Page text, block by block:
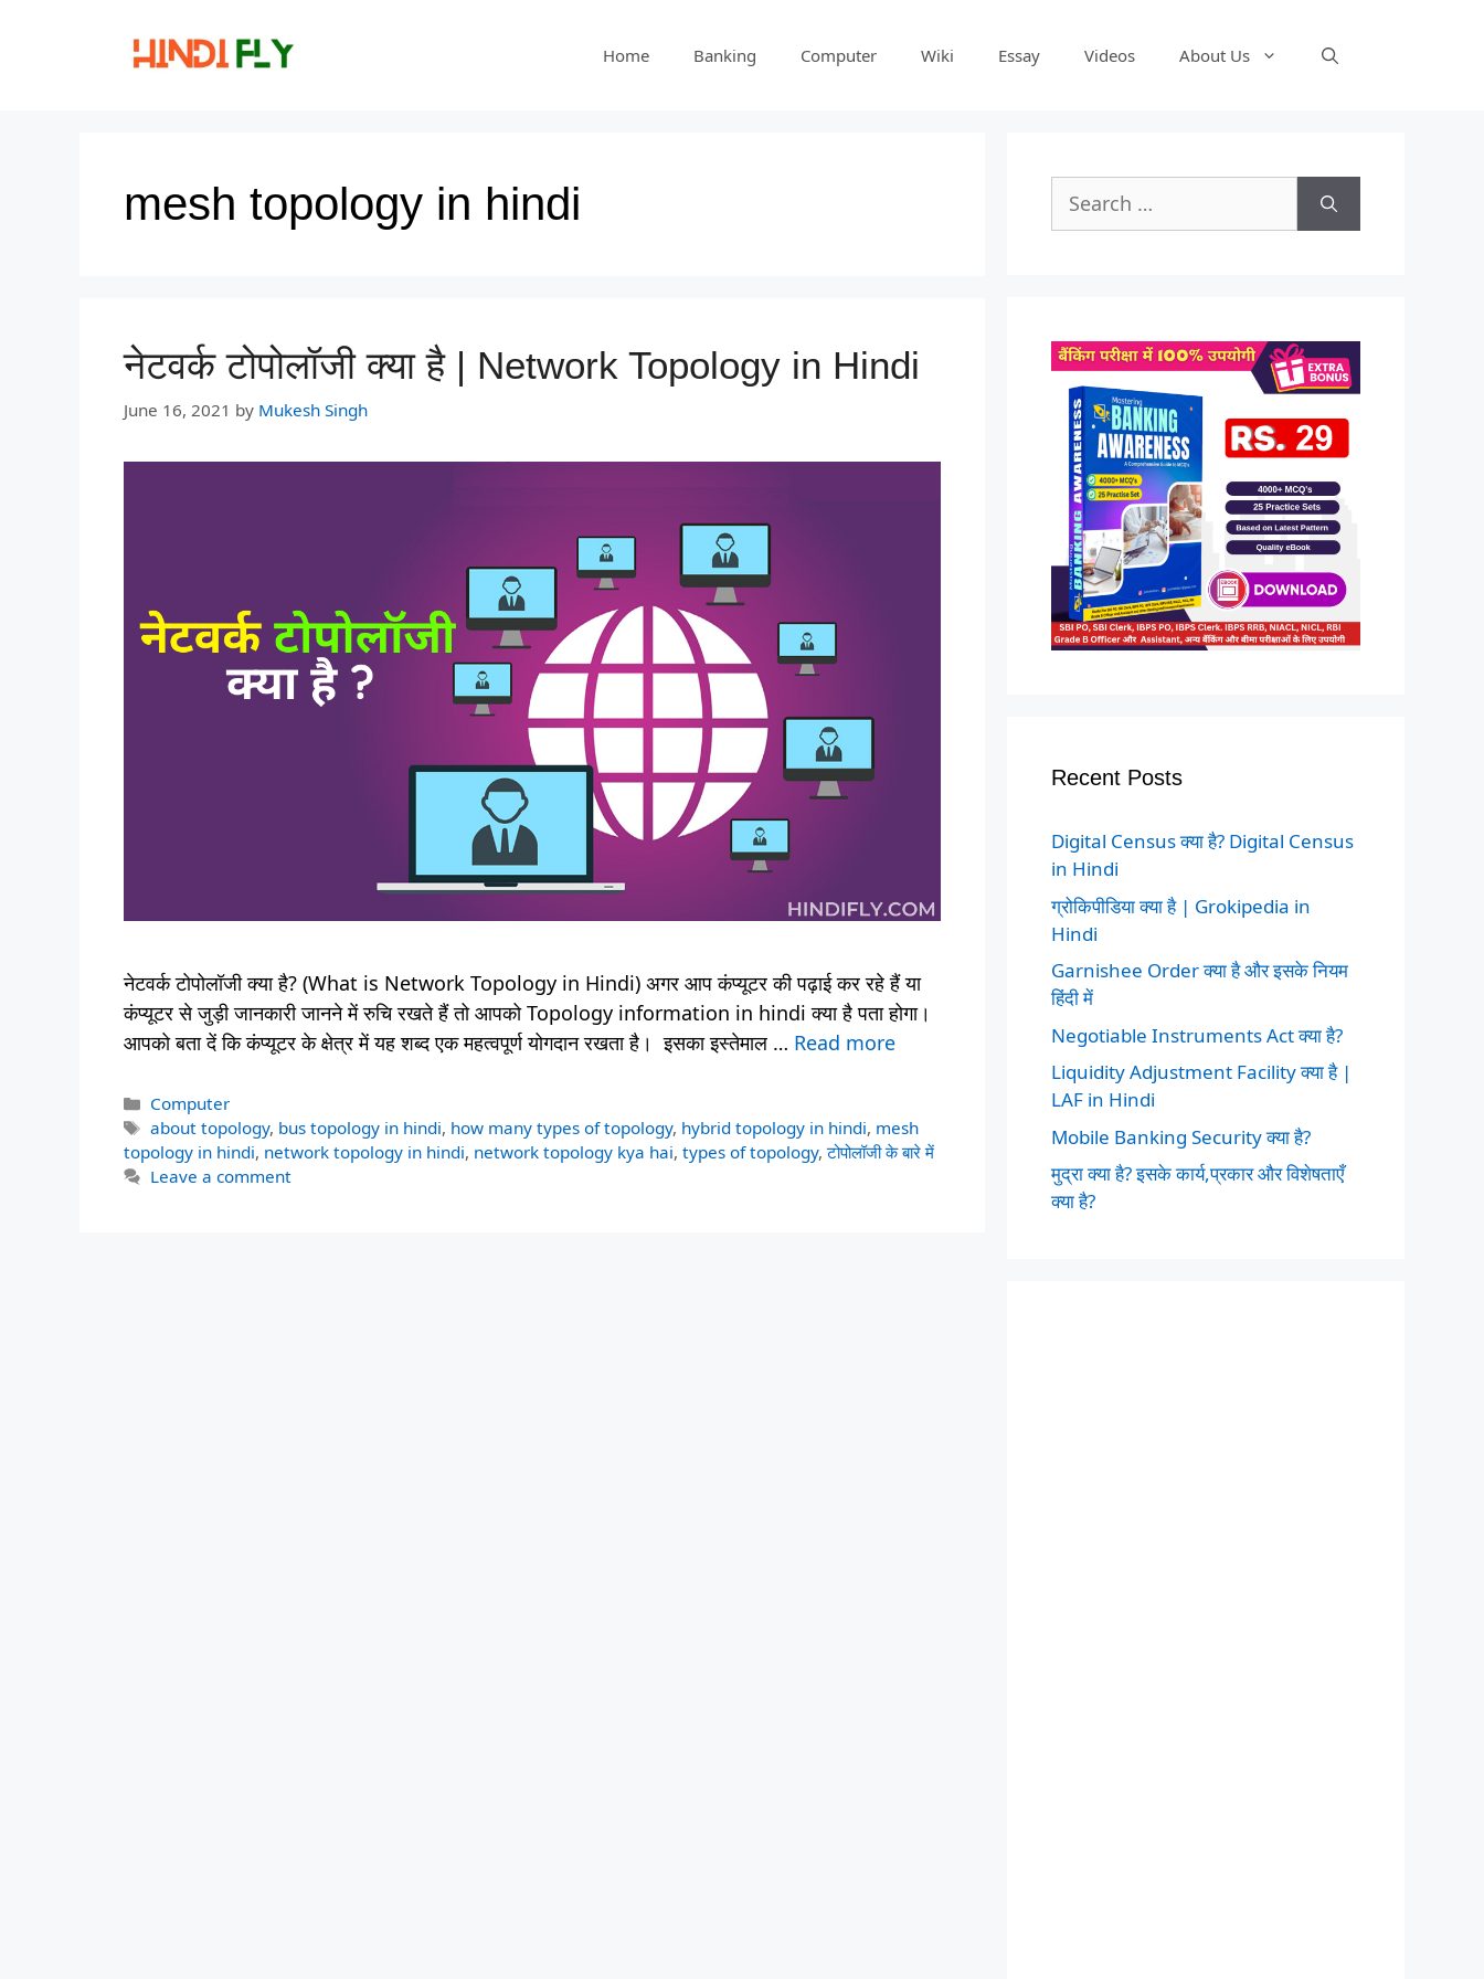
Home Banking Computer Wiki Essay Videos About Us
mesh topology in hindi
नेटवर्क टोपोलॉजी क्या है | Network Topology in Hindi
June 16, 2021 by Mukesh Singh
नेटवर्क टोपोलॉजी क्या है? (What is Network Topology in Hindi) अगर आप कंप्यूटर की पढ़ाई कर रहे हैं या
कंप्यूटर से जुड़ी जानकारी जानने में रुचि रखते हैं तो आपको Topology information in hindi क्या है पता होगा।
आपको बता दें कि कंप्यूटर के क्षेत्र में यह शब्द एक महत्वपूर्ण योगदान रखता है। इसका इस्तेमाल … Read more
Categories
Computer
Tags
about topology, bus topology in hindi, how many types of topology, hybrid topology in hindi, mesh
topology in hindi, network topology in hindi, network topology kya hai, types of topology,टोपोलॉजी के बारे में
Leave a comment
for:
Recent Posts
Digital Census क्या है? Digital Census
in Hindi
ग्रोकिपीडिया क्या है | Grokipedia in
Hindi
Garnishee Order क्या है और इसके नियम
हिंदी में
Negotiable Instruments Act क्या है?
Liquidity Adjustment Facility क्या है |
LAF in Hindi
Mobile Banking Security क्या है?
मुद्रा क्या है? इसके कार्य,प्रकार और विशेषताएँ
क्या है?